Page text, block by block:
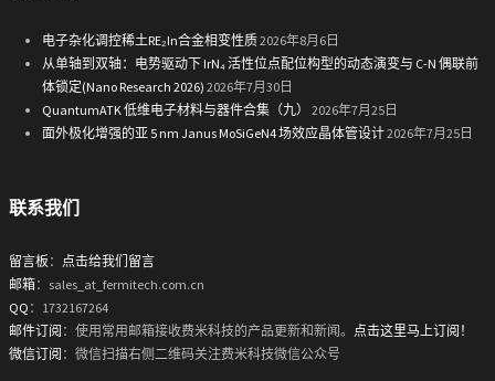
电子杂化调控稀土RE₂In合金相变性质2026年8月6日
从单轴到双轴：电势驱动下 IrN₄ 活性位点配位构型的动态演变与 C-N 偶联前
体锁定(Nano Research 2026) 2026年7月30日
QuantumATK 低维电子材料与器件合集（九）
2026年7月25日
面外极化增强的亚 5 nm Janus MoSiGeN4 场效应晶体管设计2026年7月25日
联系我们
留言板 ： 点击给我们留言
邮箱：sales_at_fermitech.com.cn
QQ ：1732167264
邮件订阅 ：使用常用邮箱接收费米科技的产品更新和新闻。 点击这里马上订阅！
微信订阅 ：微信扫描右侧二维码关注费米科技微信公众号